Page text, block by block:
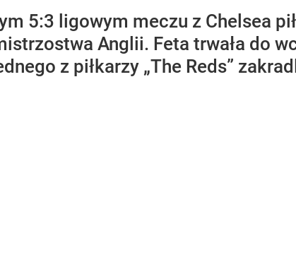
5:3 ligowym meczu z Chelsea
Anglii. Feta trwała do
z piłkarzy „The Reds”